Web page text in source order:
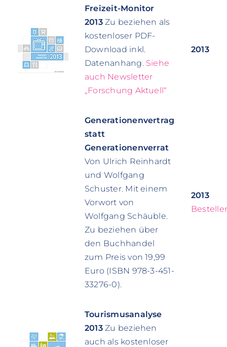
Freizeit-Monitor
2013Zu beziehen als
kostenloser PDF-
Download inkl.
Datenanhang. Siehe
auch Newsletter
„Forschung Aktuell“
2013
Generationenvertrag
statt
Generationenverrat
Von Ulrich Reinhardt
und Wolfgang
Schuster. Mit einem
Vorwort von
Wolfgang Schäuble.
Zu beziehen über
den Buchhandel
zum Preis von 19,99
Euro (ISBN 978-3-451-
33276-0).
2013
Tourismusanalyse
2013Zu beziehen
auch als kostenloser